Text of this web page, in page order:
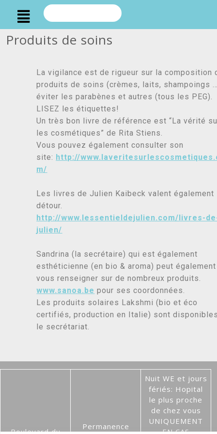
Produits de soins
La vigilance est de rigueur sur la composition
produits de soins (crèmes, laits, shampoings
éviter les parabènes et autres (tous les PEG).
LISEZ les étiquettes!
Un très bon livre de référence est “La vérité
les cosmétiques” de Rita Stiens.
Vous pouvez également consulter son
site: http://
m/
Les livres de Julien Kaibeck valent également
détour.
http://www.lessentieldejulien.com/livres-
julien/
Sandrina (la secrétaire) qui est également
esthéticienne (en bio & aroma) peut également
vous renseigner sur de nombreux produits.
www.sanoa.be pour ses coordonnées.
Les produits solaires Lakshmi (bio et éco
certifiés, production en Italie) sont
le secrétariat.
Boulevard du
Permanence
Nuit WE et jours
fériés: Hopital
le plus proche
de chez vous
UNIQUEMENT
EN CAS